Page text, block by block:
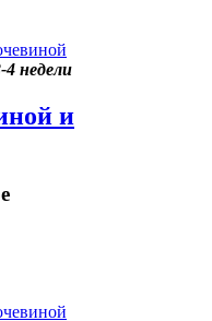
4 недели
и